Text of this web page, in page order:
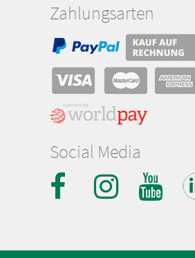
Zahlungsarten
Social Media